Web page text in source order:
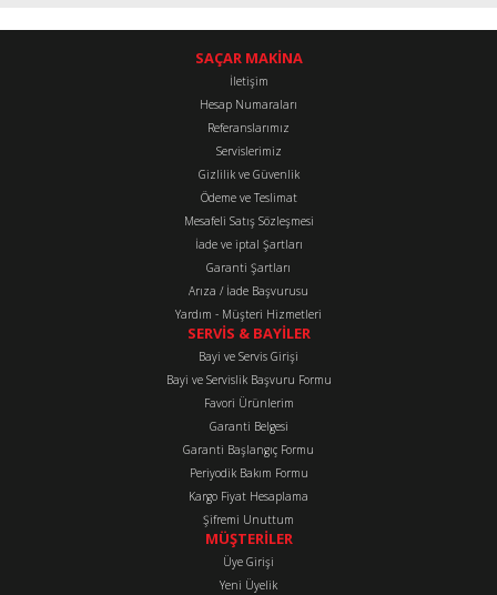
konularda yetersiz gördüğünüz noktaları öneri formunu kullanarak
Görüş ve önerileriniz için teşekkür ederiz.
Ürün resmi kalitesiz, bozuk veya görüntülenemiyor.
Ürün bilgilerinde hatalar bulunuyor.
Ürün fiyatı diğer sitelerden daha pahalı.
Bu ürüne benzer farklı alternatifler olmalı.
Gönder
SAÇAR MAKİNA
İletişim
Hesap Numaraları
Referanslarımız
Servislerimiz
Gizlilik ve Güvenlik
Ödeme ve Teslimat
Mesafeli Satış Sözleşmesi
İade ve iptal Şartları
Garanti Şartları
Arıza / İade Başvurusu
Yardım - Müşteri Hizmetleri
SERVİS & BAYİLER
Bayi ve Servis Girişi
Bayi ve Servislik Başvuru Formu
Favori Ürünlerim
Garanti Belgesi
Garanti Başlangıç Formu
Periyodik Bakım Formu
Kargo Fiyat Hesaplama
Şifremi Unuttum
MÜŞTERİLER
Üye Girişi
Yeni Üyelik